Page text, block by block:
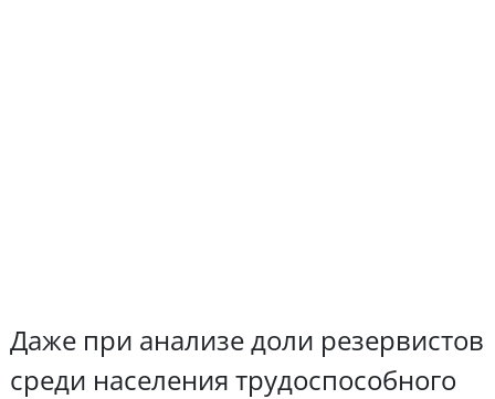
Даже при анализе доли резервистов
среди населения трудоспособного